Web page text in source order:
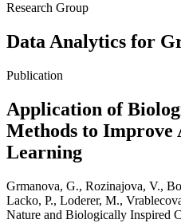
Research Group
Data Analytics for
Publication
Application of
Methods to Improve
Learning
Grmanova, G., Rozinajova, V.,
Lacko, P., Loderer, M.,
Nature and Biologically Inspired